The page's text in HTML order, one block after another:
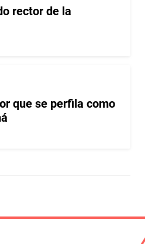
rector de la
que se perfila como